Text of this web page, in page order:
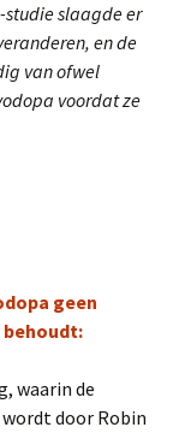
studie slaagde er
en de
van ofwel
voordat ze
geen
behoudt:
waarin de
door Robin